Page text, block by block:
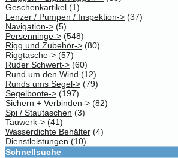
Geschenkartikel (1)
Lenzer / Pumpen / Inspektion-> (37)
Navigation-> (5)
Persenninge-> (548)
Rigg und Zubehör-> (80)
Riggtasche-> (57)
Ruder Schwert-> (60)
Rund um den Wind (12)
Runds ums Segel-> (79)
Segelboote-> (197)
Sichern + Verbinden-> (82)
Spi / Stautaschen (3)
Tauwerk-> (41)
Wasserdichte Behälter (4)
Dienstleistungen (10)
Schnellsuche